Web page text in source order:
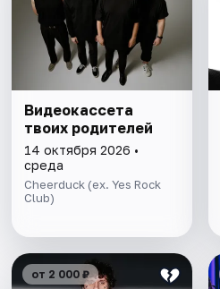
Видеокассета
твоих родителей
14 октября 2026 •
среда
Cheerduck (ex. Yes Rock
Club)
от 2 000 ₽